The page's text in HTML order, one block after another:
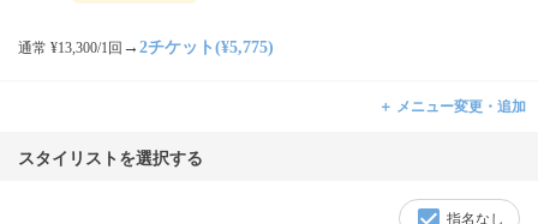
通常 ¥13,300/1回 → 2チケット(¥5,775)
＋ メニュー変更・追加
スタイリストを選択する
指名なし